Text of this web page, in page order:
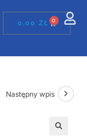
0,00ZŁ 0
Następny wpis